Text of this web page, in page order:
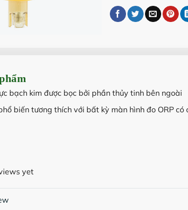
bạch kim được bọc bởi phần thủy tinh bên ngoài
biến tương thích với bất kỳ màn hình đo ORP có
yet